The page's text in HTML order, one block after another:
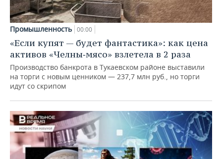
Промышленность 00:00
«Если купят — будет фантастика»: как цена
активов «Челны‑мясо» взлетела в 2 раза
Производство банкрота в Тукаевском районе выставили
на торги с новым ценником — 237,7 млн руб., но торги
идут со скрипом